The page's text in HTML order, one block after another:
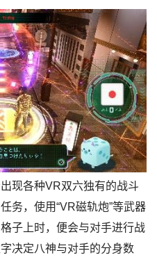
现各种VR双六独有的战斗
务，使用“VR磁轨炮”等武器
子上时，便会与对手进行战
决定八神与对手的分身数